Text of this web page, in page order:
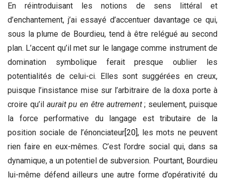
En réintroduisant les notions de sens littéral et
d’enchantement, j’ai essayé d’accentuer davantage ce qui,
sous la plume de Bourdieu, tend à être relégué au second
plan. L’accent qu’il met sur le langage comme instrument de
domination symbolique ferait presque oublier les
potentialités de celui-ci. Elles sont suggérées en creux,
puisque l’insistance mise sur l’arbitraire de la doxa porte à
croire qu’ilaurait pu en être autrement; seulement, puisque
la force performative du langage est tributaire de la
position sociale de l’énonciateur[20], les mots ne peuvent
rien faire en eux-mêmes. C’est l’ordre social qui, dans sa
dynamique, a un potentiel de subversion. Pourtant, Bourdieu
lui-même défend ailleurs une autre forme d’opérativité du